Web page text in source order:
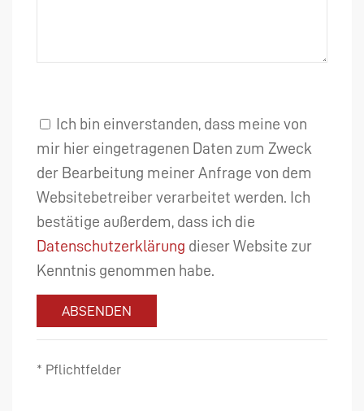
Ich bin einverstanden, dass meine von
mir hier eingetragenen Daten zum Zweck
der Bearbeitung meiner Anfrage von dem
Websitebetreiber verarbeitet werden. Ich
bestätige außerdem, dass ich die
Datenschutzerklärung dieser Website zur
Kenntnis genommen habe.
ABSENDEN
* Pflichtfelder